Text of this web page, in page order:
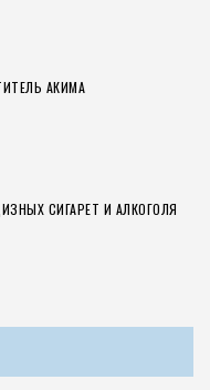
АКИМА
СИГАРЕТ И АЛКОГОЛЯ